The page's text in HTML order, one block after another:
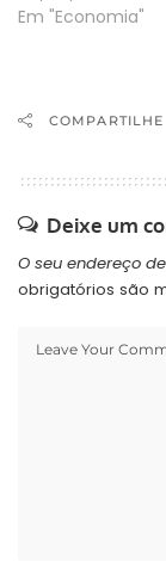
Em "Economia"
COMPARTILHE
Deixe um
O seu endereço
obrigatórios são